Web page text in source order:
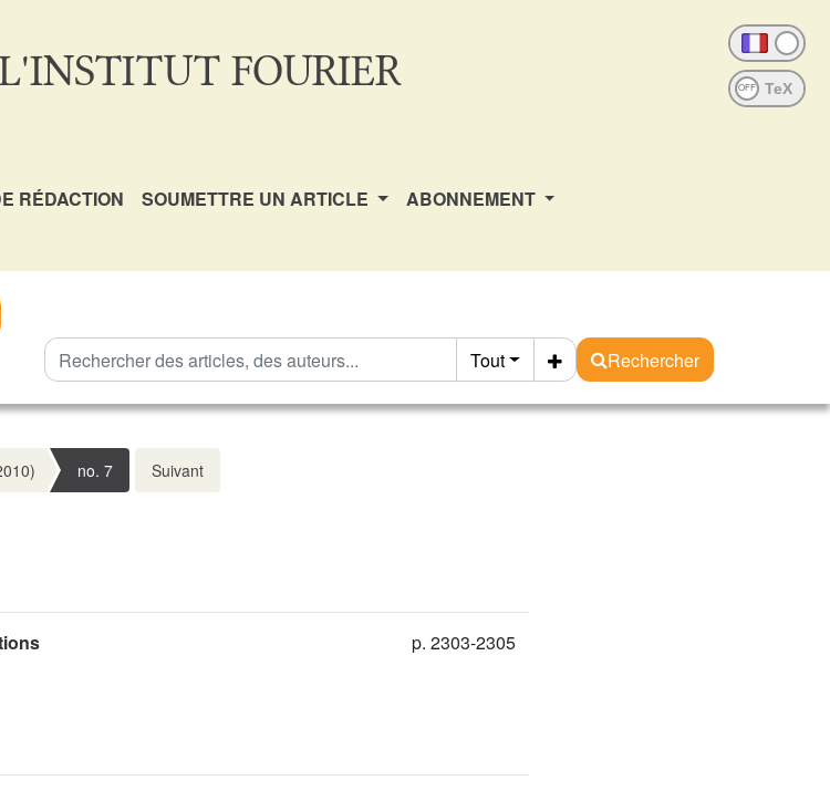
FOURIER OFF
RÉDACTION SOUMETTRE UN ARTICLE ABONNEMENT
Tout
Rechercher
no. 7 Suivant
p. 2303-2305